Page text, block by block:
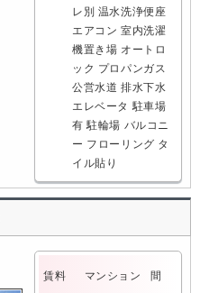
レ別 温水洗浄便座
エアコン 室内洗濯
機置き場 オートロ
ック プロパンガス
公営水道 排水下水
エレベータ 駐車場
有 駐輪場 バルコニ
ー フローリング タ
イル貼り
賃料 マンション 間